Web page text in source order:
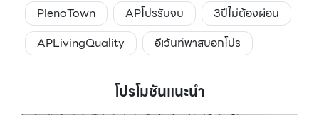
PlenoTown
APโปรรับจบ
3ปีไม่ต้องผ่อน
APLivingQuality
อีเว้นท์พาสบอกโปร
โปรโมชันแนะนำ